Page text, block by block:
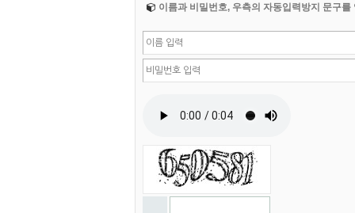
이름과 비밀번호, 우측의 자동입력방지 문구를